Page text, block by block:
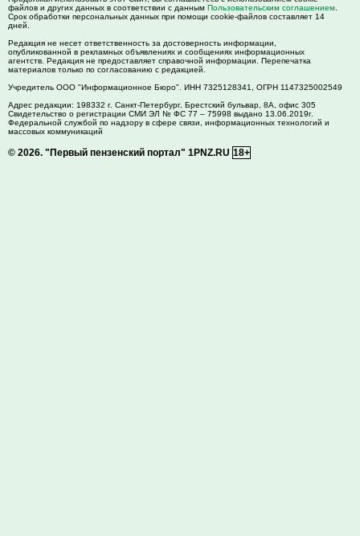
файлов и других данных в соответствии с данным Пользовательским соглашением
Срок обработки персональных данных при помощи cookie-файлов составляет 14
дней.
Редакция не несет ответственность за достоверность информации,
опубликованной в рекламных объявлениях и сообщениях информационных
агентств. Редакция не предоставляет справочной информации. Перепечатка
материалов только по согласованию с редакцией.
Учредитель ООО "Информационное Бюро". ИНН 7325128341, ОГРН 1147325002549
Адрес редакции: 198332 г. Санкт-Петербург, Брестский бульвар, 8А, офис 305
Свидетельство о регистрации СМИ ЭЛ № ФС 77 – 75998 выдано 13.06.2019г.
Федеральной службой по надзору в сфере связи, информационных технологий и
массовых коммуникаций
© 2026. "Первый пензенский портал" 1PNZ.RU 18+